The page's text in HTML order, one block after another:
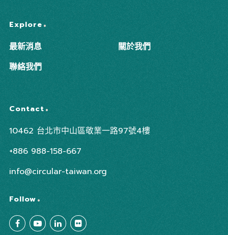
Explore
最新消息
關於我們
聯絡我們
Contact
10462 台北市中山區敬業一路97號4樓
+886 988-158-667
info@circular-taiwan.org
Follow